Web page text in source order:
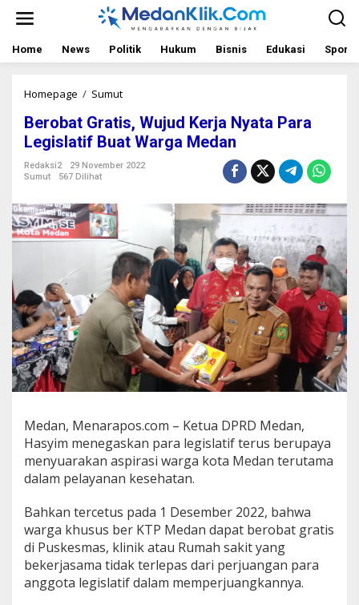
t
Home News Politik Hukum Bisnis Edukasi Sport
Homepage / Sumut
r
o
b
a
t
i
s
,
W
u
j
u
d
K
e
r
a
N
a
t
P
a
r
a
L
e
Berobat Gratis, Wujud Kerja Nyata Para
Legislatif Buat Warga Medan
Redaksi2
29 November 2022
Sumut
567 Dilihat
Medan, Menarapos.com – Ketua DPRD Medan,
Hasyim menegaskan para legislatif terus berupaya
menyuarakan aspirasi warga kota Medan terutama
dalam pelayanan kesehatan.
Bahkan tercetus pada 1 Desember 2022, bahwa
warga khusus ber KTP Medan dapat berobat gratis
di Puskesmas, klinik atau Rumah sakit yang
bekerjasama tidak terlepas dari perjuangan para
anggota legislatif dalam memperjuangkannya.